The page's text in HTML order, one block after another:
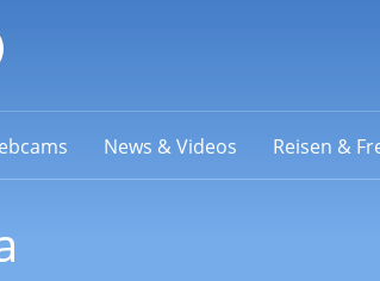
News & Videos Reisen &